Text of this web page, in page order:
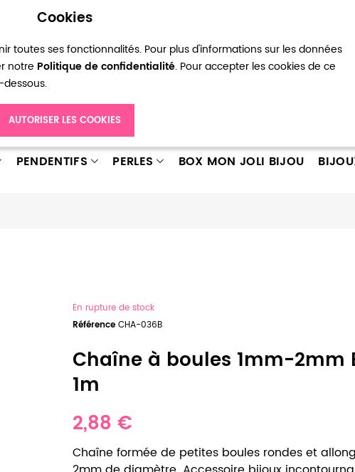
Cookies
toutes ses fonctionnalités. Pour plus d'informations sur les données
notre Politique de confidentialité. Pour accepter les cookies de ce
AUTORISER LES COOKIES
d’envies Connexion Créer un compte
PENDENTIFS PERLES BOX MON JOLI BIJOU
En rupture de stock
Référence CHA-036B
Chaîne à boules 1mm-2mm
1m
2,88 €
Chaîne formée de petites boules rondes et